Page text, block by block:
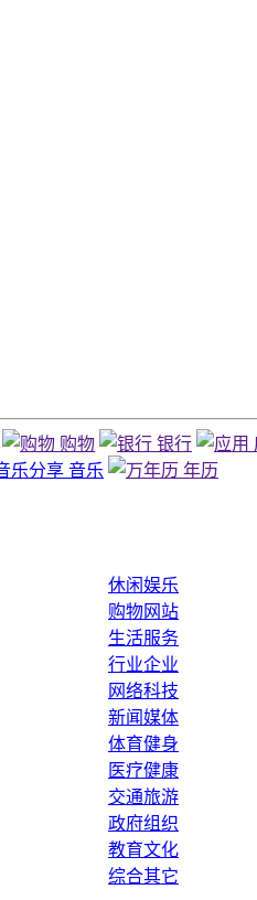
购物 银行
音乐 年历
休闲娱乐
购物网站
生活服务
行业企业
网络科技
新闻媒体
体育健身
医疗健康
交通旅游
政府组织
教育文化
综合其它